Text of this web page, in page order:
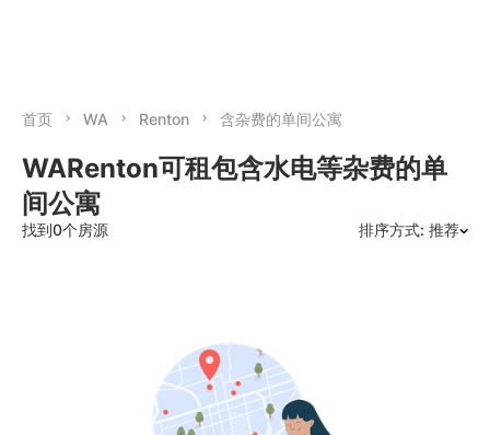
首页 WA Renton 含杂费的单间公寓
WARenton可租包含水电等杂费的单
间公寓
找到0个房源 排序方式: 推荐